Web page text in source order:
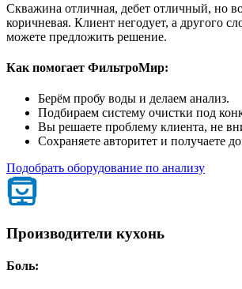
Скважина отличная, дебет отличный, но
коричневая. Клиент негодует, а другого
можете предложить решение.
Как помогает ФильтроМир:
Берём пробу воды и делаем анализ.
Подбираем систему очистки под
Вы решаете проблему клиента, не
Сохраняете авторитет и получаете
Подобрать оборудование по анализу
Производители кухонь
Боль: